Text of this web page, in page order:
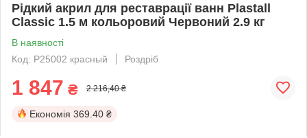
Рідкий акрил для реставрації ванн Plastall
Classic 1.5 м кольоровий Червоний 2.9 кг
В наявності
Код: P25002 красный
Роздріб
1 847 ₴ 2 216,40 ₴
Економія 369.40 ₴